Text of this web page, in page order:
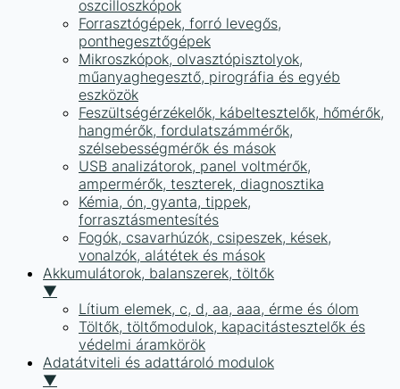
oszcilloszkópok
Forrasztógépek, forró levegős,
ponthegesztőgépek
Mikroszkópok, olvasztópisztolyok,
műanyaghegesztő, pirográfia és egyéb
eszközök
Feszültségérzékelők, kábeltesztelők, hőmérők,
hangmérők, fordulatszámmérők,
szélsebességmérők és mások
USB analizátorok, panel voltmérők,
ampermérők, teszterek, diagnosztika
Kémia, ón, gyanta, tippek,
forrasztásmentesítés
Fogók, csavarhúzók, csipeszek, kések,
vonalzók, alátétek és mások
Akkumulátorok, balanszerek, töltők
▼
Lítium elemek, c, d, aa, aaa, érme és ólom
Töltők, töltőmodulok, kapacitástesztelők és
védelmi áramkörök
Adatátviteli és adattároló modulok
▼